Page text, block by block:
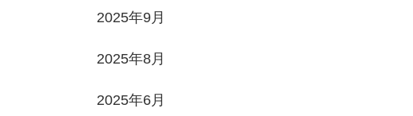
2025年9月
2025年8月
2025年6月